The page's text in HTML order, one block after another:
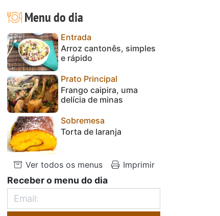
Menu do dia
Entrada
Arroz cantonês, simples
e rápido
Prato Principal
Frango caipira, uma
delícia de minas
Sobremesa
Torta de laranja
Ver todos os menus Imprimir
Receber o menu do dia